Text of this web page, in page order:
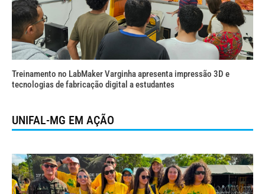
Treinamento no LabMaker Varginha apresenta impressão 3D e
tecnologias de fabricação digital a estudantes
UNIFAL-MG EM AÇÃO